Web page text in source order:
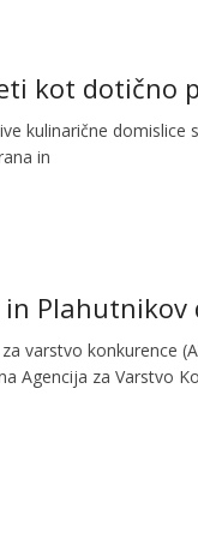
kot dotično
kulinarične
in
Plahutnikov
varstvo konkurence
Agencija za Varstvo